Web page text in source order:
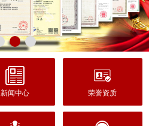
新闻中心 荣誉资质